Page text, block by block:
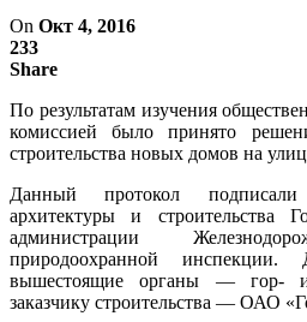
On Окт 4, 2016
233
Share
По результатам изучения
комиссией было принято
строительства новых домов на
Данный протокол подписали
архитектуры и строительства
администрации
природоохранной
вышестоящие органы — гор-
заказчику строительства — ОАО